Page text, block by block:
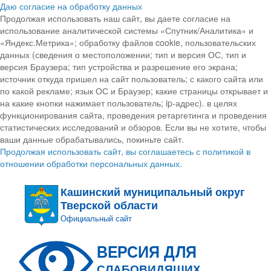
Даю согласие на обработку данных
Продолжая использовать наш сайт, вы даете согласие на
использование аналитической системы «Спутник/Аналитика» и
«Яндекс.Метрика»; обработку файлов cookie, пользовательских
данных (сведения о местоположении; тип и версия ОС, тип и
версия Браузера; тип устройства и разрешение его экрана;
источник откуда пришел на сайт пользователь; с какого сайта или
по какой рекламе; язык ОС и Браузер; какие страницы открывает и
на какие кнопки нажимает пользователь; ip-адрес). в целях
функционирования сайта, проведения ретаргетинга и проведения
статистических исследований и обзоров. Если вы не хотите, чтобы
ваши данные обрабатывались, покиньте сайт.
Продолжая использовать сайт, вы соглашаетесь с политикой в
отношении обработки персональных данных.